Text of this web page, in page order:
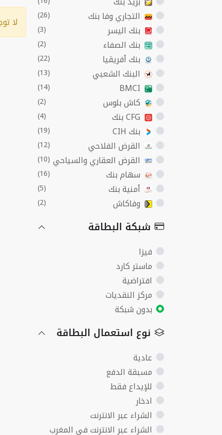
التجاري وفا بنك (26)
بنك اليسر (3)
بنك الصفاء (2)
بنك أفريقيا (22)
البنك الشعبي (13)
BMCI
(14)
كاش بلوس (2)
CFG بنك (4)
بنك CIH (19)
القرض الفلاحي (12)
القرض العقاري والسياحي (10)
سهام بنك (16)
أمنية بنك (5)
وفاكاش (2)
شبكة البطاقة
فيزا
ماستر كارد
افتراضية
مركز النقديات
بدون شبكة
نوع استعمال البطاقة
عادية
مسبقة الدفع
للإيداع فقط
ادخار
الشراء عبر الانترنت
الشراء عبر الانترنت في المغرب
لا